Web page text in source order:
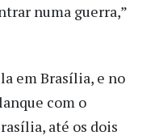
numa guerra,”
em Brasília, e no
com o
até os dois